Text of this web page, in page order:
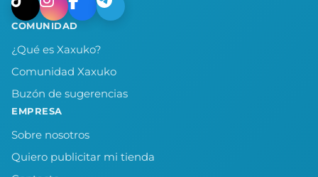
COMUNIDAD
¿Qué es Xaxuko?
Comunidad Xaxuko
Buzón de sugerencias
EMPRESA
Sobre nosotros
Quiero publicitar mi tienda